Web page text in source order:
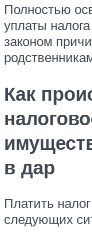
Полностью
уплаты
законом
Как
в дар
Платить
следующих